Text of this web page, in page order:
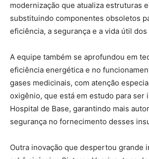
modernização que atualiza estruturas
substituindo componentes obsoletos
eficiência, a segurança e a vida útil dos
A equipe também se aprofundou em
eficiência energética e no
gases medicinais, com atenção
oxigênio, que está em estudo para ser
Hospital de Base, garantindo mais
segurança no fornecimento desses
Outra inovação que despertou grande